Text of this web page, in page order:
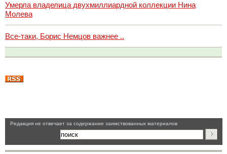
Умерла владелица двухмиллиардной коллекции Нина
Молева
Все-таки, Борис Немцов важнее ..
Pедакция не отвечает за содержание заимствованных материалов